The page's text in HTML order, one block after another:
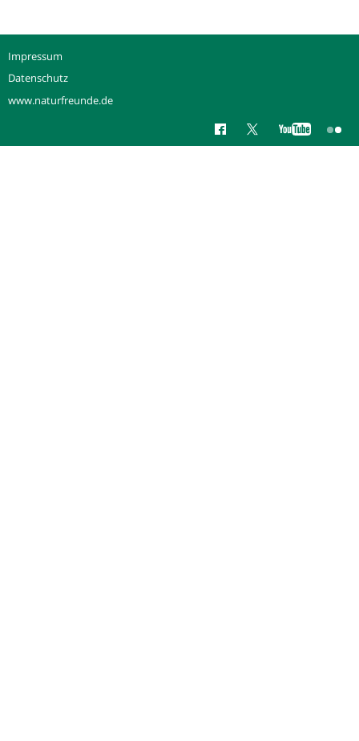
Impressum
Datenschutz
www.naturfreunde.de